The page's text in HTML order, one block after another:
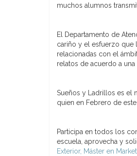
muchos alumnos
El Departamento de
cariño y el esfuerzo que
relacionadas con el
relatos de acuerdo a una
Sueños y Ladrillos es el
quien en Febrero de
Participa en todos los
escuela, aprovecha y
Exterior, Máster en